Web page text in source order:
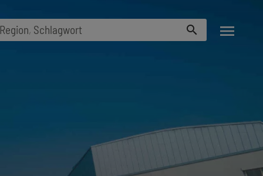
Region, Schlagwort search menu